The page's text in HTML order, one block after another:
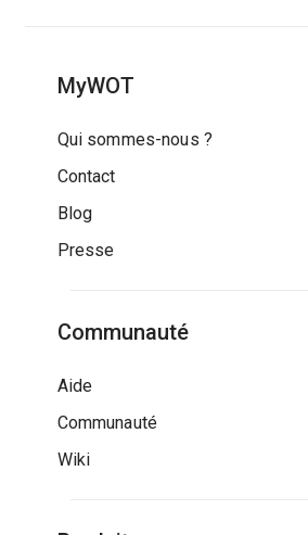
MyWOT
Qui sommes-nous ?
Contact
Blog
Presse
Communauté
Aide
Communauté
Wiki